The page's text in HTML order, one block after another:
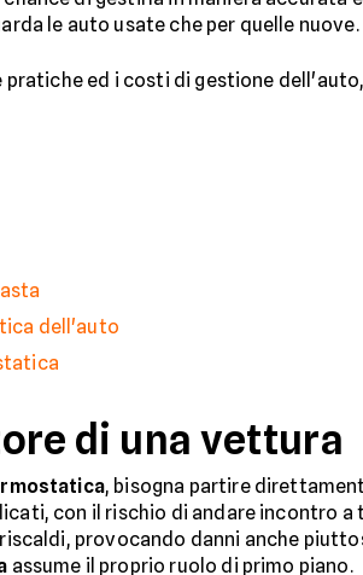
le auto usate che per quelle nuove.
ed i costi di gestione
dell'auto
di una vettura
, bisogna partire
con il rischio di andare incontro
provocando danni anche
assume il proprio ruolo di primo piano.